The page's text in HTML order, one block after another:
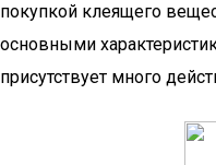
покупкой клеящего
основными
присутствует много